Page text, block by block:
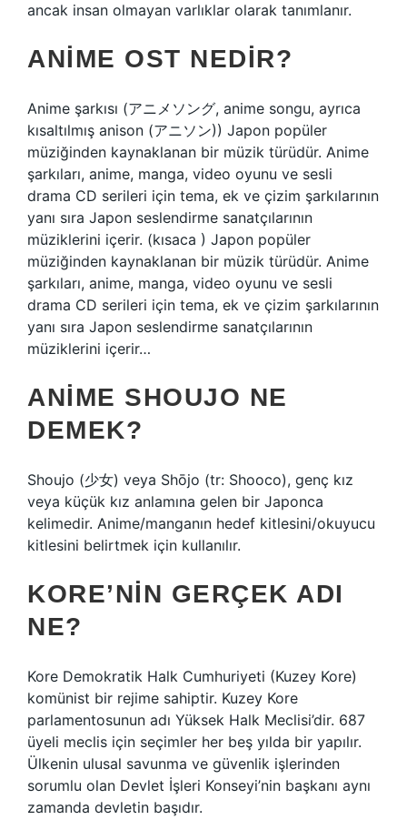
ancak insan olmayan varlıklar olarak tanımlanır.
ANIME OST NEDIR?
Anime şarkısı (アニメソング, anime songu, ayrıca
kısaltılmış anison (アニソン)) Japon popüler
müziğinden kaynaklanan bir müzik türüdür. Anime
şarkıları, anime, manga, video oyunu ve sesli
drama CD serileri için tema, ek ve çizim şarkılarının
yanı sıra Japon seslendirme sanatçılarının
müziklerini içerir. (kısaca ) Japon popüler
müziğinden kaynaklanan bir müzik türüdür. Anime
şarkıları, anime, manga, video oyunu ve sesli
drama CD serileri için tema, ek ve çizim şarkılarının
yanı sıra Japon seslendirme sanatçılarının
müziklerini içerir…
ANIME SHOUJO NE
DEMEK?
Shoujo (少女) veya Shōjo (tr: Shooco), genç kız
veya küçük kız anlamına gelen bir Japonca
kelimedir. Anime/manganın hedef kitlesini/okuyucu
kitlesini belirtmek için kullanılır.
KORE’NIN GERÇEK ADI
NE?
Kore Demokratik Halk Cumhuriyeti (Kuzey Kore)
komünist bir rejime sahiptir. Kuzey Kore
parlamentosunun adı Yüksek Halk Meclisi’dir. 687
üyeli meclis için seçimler her beş yılda bir yapılır.
Ülkenin ulusal savunma ve güvenlik işlerinden
sorumlu olan Devlet İşleri Konseyi’nin başkanı aynı
zamanda devletin başıdır.